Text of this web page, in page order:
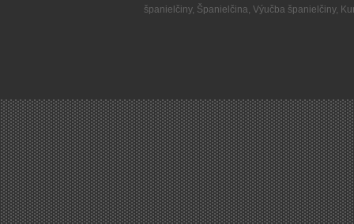
španielčiny, Španielčina, Výučba španielčiny,